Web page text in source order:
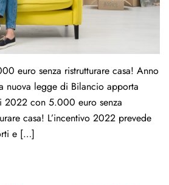
euro senza ristrutturare casa! Anno
nuova legge di Bilancio apporta
2022 con 5.000 euro senza
casa! L’incentivo 2022 prevede
e […]